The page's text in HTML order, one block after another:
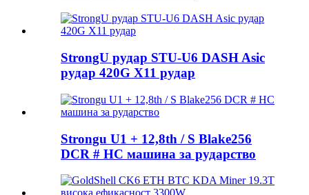
StrongU рудар STU-U6 DASH Asic
рудар 420G X11 рудар
Strongu U1 + 12,8th / S Blake256
DCR # HC машина за рударство